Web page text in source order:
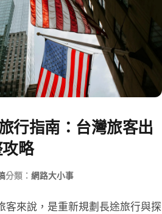
行指南：台灣旅客出
略
分類： 網路大小事
客來說，是重新規劃長途旅行與探